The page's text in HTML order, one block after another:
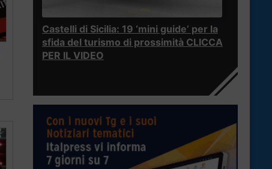
Castelli di Sicilia: 19 ‘mini guide’ per la
sfida del turismo di prossimità CLICCA
PER IL VIDEO